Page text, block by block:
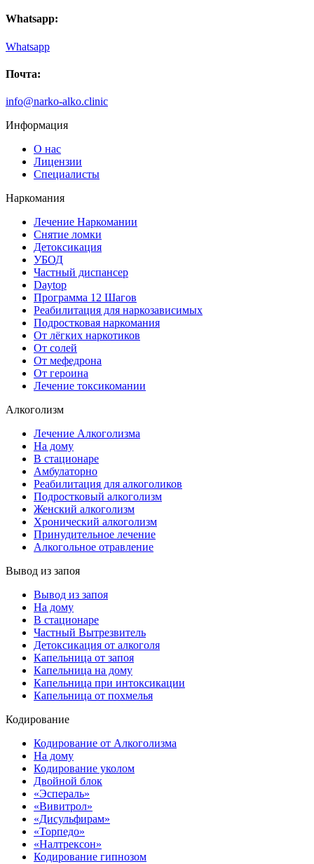
поддержкой относитесь к своим пациентам. Сестра не
Whatsapp:
Whatsapp
Почта:
info@narko-alko.clinic
Информация
О нас
Лицензии
Специалисты
Наркомания
Лечение Наркомании
Снятие ломки
Детоксикация
УБОД
Частный диспансер
Daytop
Программа 12 Шагов
Реабилитация для наркозависимых
Подростковая наркомания
От лёгких наркотиков
От солей
От мефедрона
От героина
Лечение токсикомании
Алкоголизм
Лечение Алкоголизма
На дому
В стационаре
Амбулаторно
Реабилитация для алкоголиков
Подростковый алкоголизм
Женский алкоголизм
Хронический алкоголизм
Принудительное лечение
Алкогольное отравление
Вывод из запоя
Вывод из запоя
На дому
В стационаре
Частный Вытрезвитель
Детоксикация от алкоголя
Капельница от запоя
Капельница на дому
Капельница при интоксикации
Капельница от похмелья
Кодирование
Кодирование от Алкоголизма
На дому
Кодирование уколом
Двойной блок
«Эспераль»
«Вивитрол»
«Дисульфирам»
«Торпедо»
«Налтрексон»
Кодирование гипнозом